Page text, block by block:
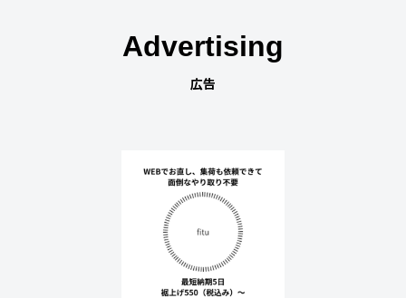
Advertising
広告